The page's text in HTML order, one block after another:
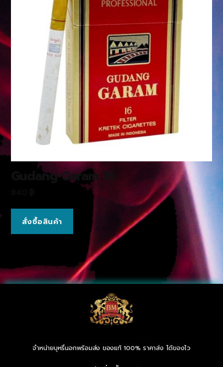
Gudang Garam 16
สั่งซื้อสินค้า
จำหน่ายบุหรี่นอกพร้อมส่ง ของแท้ 100% ราคาส่ง ได้ของไว